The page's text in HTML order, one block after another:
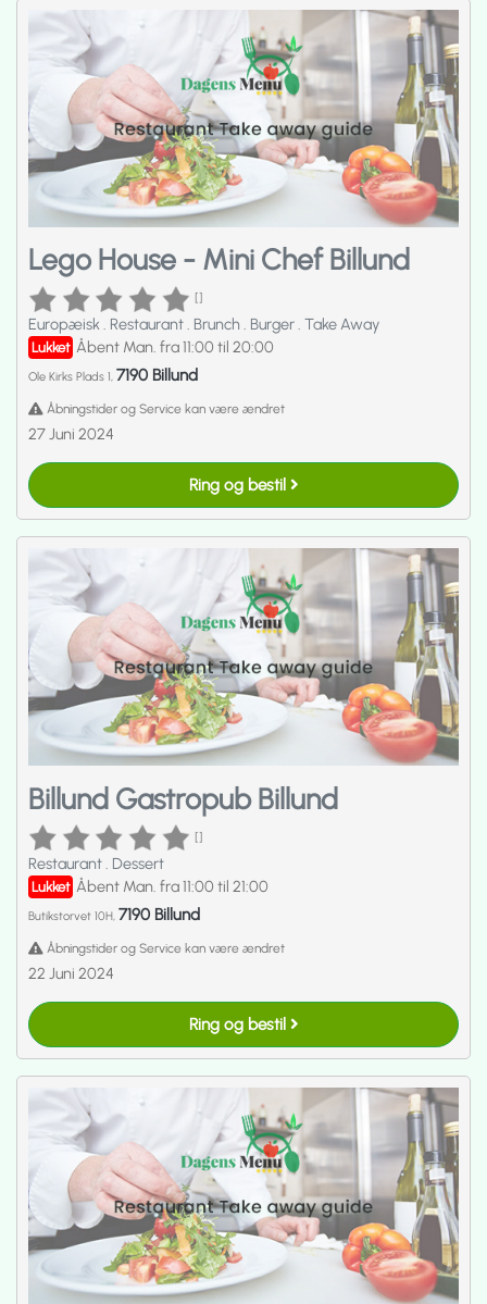
Lego House - Mini Chef Billund
[]
Europæisk. Restaurant. Brunch . Burger. Take Away
Lukket Åbent Man. fra 11:00 til 20:00
Ole Kirks Plads 1, 7190 Billund
Åbningstider og Service kan være ændret
27 Juni 2024
Ring og bestil
Billund Gastropub Billund
[]
Restaurant. Dessert
Lukket Åbent Man. fra 11:00 til 21:00
Butikstorvet 10H, 7190 Billund
Åbningstider og Service kan være ændret
22 Juni 2024
Ring og bestil